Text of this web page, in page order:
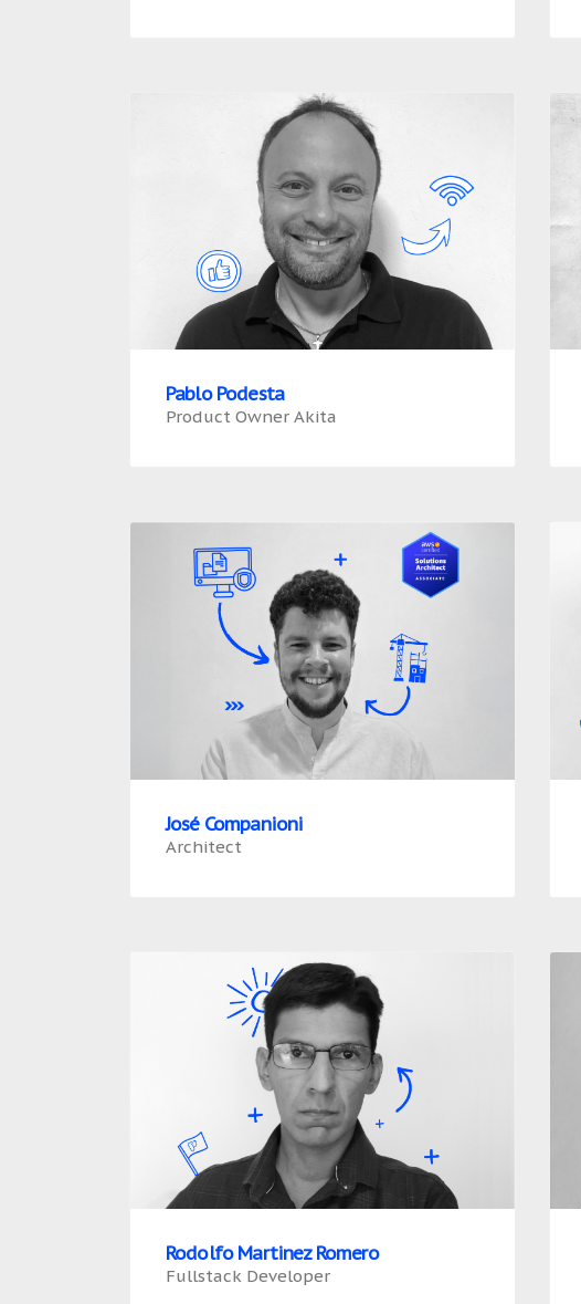
Pablo Podesta
Product Owner Akita
José Companioni
Architect
Rodolfo Martinez Romero
Fullstack Developer